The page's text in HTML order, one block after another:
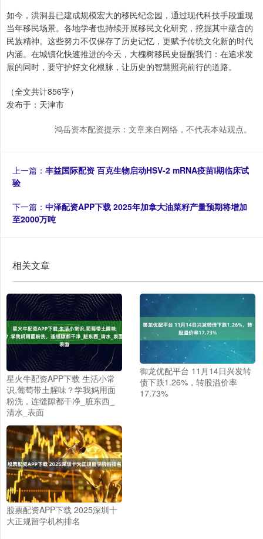
如今，洪洞县已建成规模宏大的移民纪念园，通过现代科技手段重现
当年移民场景。各地学者也持续开展移民文化研究，挖掘其中蕴含的
民族精神。这些努力不仅保存了历史记忆，更赋予传统文化新的时代
内涵。在城镇化快速推进的今天，大槐树移民史提醒我们：在追求发
展的同时，要守护好文化根脉，让历史的智慧照亮前行的道路。
（全文共计856字）
发布于：天津市
鸿岳资本配资提示：文章来自网络，不代表本站观点。
上一篇： 丰益国际配资 百克生物启动HSV-2 mRNA疫苗Ⅰ期临床试
验
下一篇： 中泽配资APP下载 2025年加拿大油菜籽产量预期将增加
至2000万吨
相关文章
星火牛配资APP下载 生活小常
识,葡萄带土腥味？学我妈用面
粉洗，连缝隙都干净_脏东西_
清水_表面
御龙优配平台 11月14日兴发转
债下跌1.26%，转股溢价率
17.73%
股票配资APP下载 2025深圳十
大正规留学机构排名